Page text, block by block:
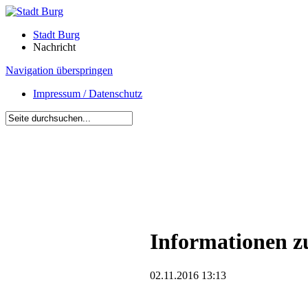
Stadt Burg
Nachricht
Navigation überspringen
Impressum / Datenschutz
Informationen
02.11.2016 13:13